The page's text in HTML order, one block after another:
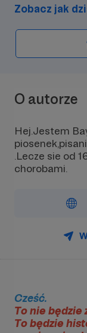
Zobacz jak
O autorze
Hej.Jestem
.Lecze sie od
chorobami.
Cześć.
To nie będzie
To będzie